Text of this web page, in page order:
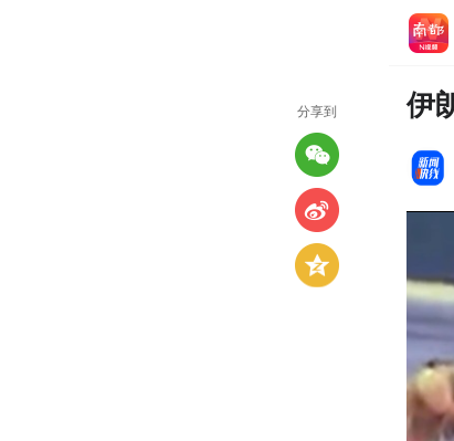
伊
分享到